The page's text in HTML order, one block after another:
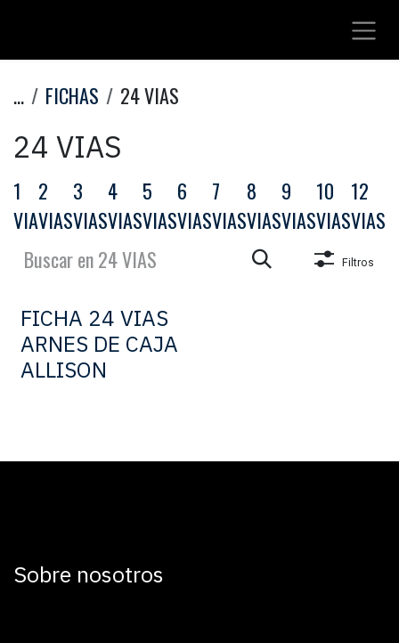
... FICHAS 24 VIAS
24 VIAS
1
VIA
2
VIAS
3
VIAS
4
VIAS
5
VIAS
6
VIAS
7
VIAS
8
VIAS
9
VIAS
10
VIAS
12
VIAS
Filtros
FICHA 24 VIAS
ARNES DE CAJA
ALLISON
Sobre nosotros